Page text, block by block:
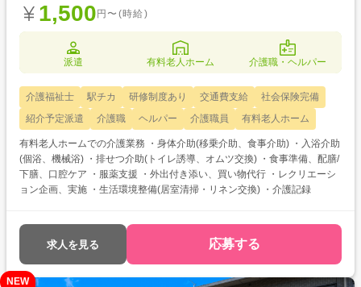
1,500 円〜(時給)
派遣 有料老人ホーム 介護職・ヘルパー
介護福祉士 駅チカ 研修制度あり 交通費支給
社会保険完備
紹介予定派遣
介護職 ヘルパー 介護職員 有料老人ホーム
有料老人ホームでの介護業務 ・身体介助(移乗介助、食事介助) ・入浴介助
(個浴、機械浴) ・排せつ介助(トイレ誘導、オムツ交換) ・食事準備、配膳/
下膳、口腔ケア ・服薬支援 ・外出付き添い、買い物代行 ・レクリエーシ
ョン企画、実施 ・生活環境整備(居室清掃・リネン交換) ・介護記録
求人を見る 応募する
NEW